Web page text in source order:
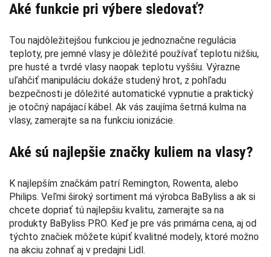
Aké funkcie pri výbere sledovať?
Tou najdôležitejšou funkciou je jednoznačne regulácia
teploty, pre jemné vlasy je dôležité používať teplotu nižšiu,
pre husté a tvrdé vlasy naopak teplotu vyššiu. Výrazne
uľahčiť manipuláciu dokáže studený hrot, z pohľadu
bezpečnosti je dôležité automatické vypnutie a praktický
je otočný napájací kábel. Ak vás zaujíma šetrná kulma na
vlasy, zamerajte sa na funkciu ionizácie.
Aké sú najlepšie značky kuliem na vlasy?
K najlepším značkám patrí Remington, Rowenta, alebo
Philips. Veľmi široký sortiment má výrobca BaByliss a ak si
chcete dopriať tú najlepšiu kvalitu, zamerajte sa na
produkty BaByliss PRO. Keď je pre vás primárna cena, aj od
týchto značiek môžete kúpiť kvalitné modely, ktoré možno
na akciu zohnať aj v predajni Lidl.